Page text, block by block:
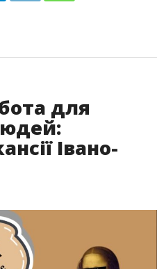
для
Івано-